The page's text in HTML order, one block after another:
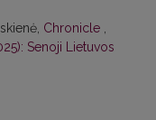
Chronicle ,
Senoji Lietuvos